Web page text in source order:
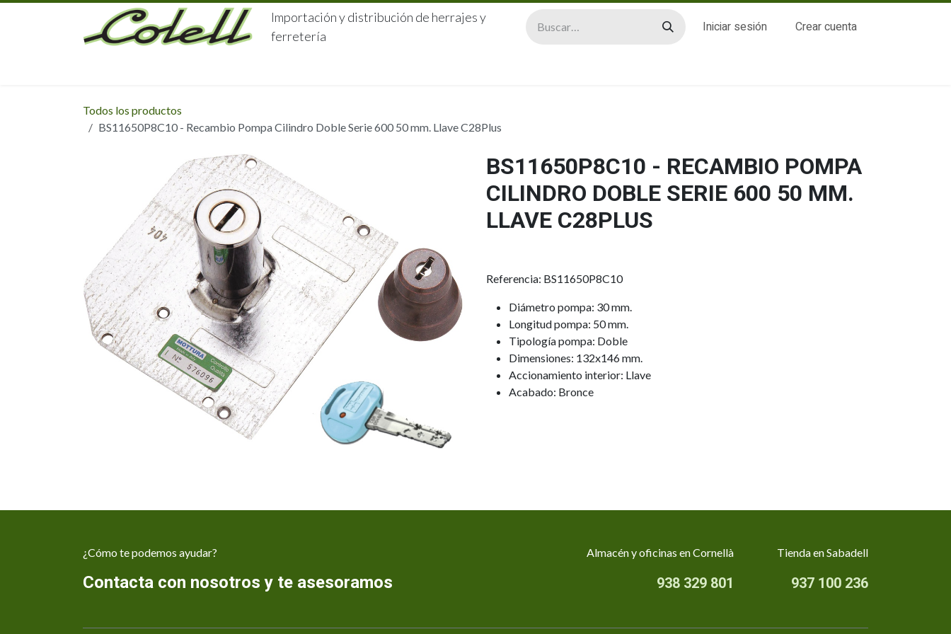
Ir al contenido
Importación y distribución de herrajes y
ferretería
Iniciar sesión Crear cuenta
Todos los productos
BS11650P8C10 - Recambio Pompa Cilindro Doble Serie 600 50 mm. Llave C28Plus
BS11650P8C10 - RECAMBIO POMPA
CILINDRO DOBLE SERIE 600 50 MM.
LLAVE C28PLUS
Referencia: BS11650P8C10
Diámetro pompa: 30 mm.
Longitud pompa: 50 mm.
Tipología pompa: Doble
Dimensiones: 132x146 mm.
Accionamiento interior: Llave
Acabado: Bronce
¿Cómo te podemos ayudar?
Contacta con nosotros y te asesoramos
Almacén y oficinas en Cornellà
938 329 801
Tienda en Sabadell
937 100 236